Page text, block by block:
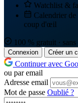
Watchlist &
Calendrier
coup d'œil
100 % gratuit ·
Connexion Créer un
Continuer avec
ou par email
Adresse email
Mot de passe Oublié ?